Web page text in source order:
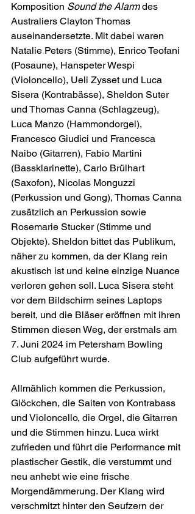
Komposition Sound the Alarm des
Australiers Clayton Thomas
auseinandersetzte. Mit dabei waren
Natalie Peters (Stimme), Enrico Teofani
(Posaune), Hanspeter Wespi
(Violoncello), Ueli Zysset und Luca
Sisera (Kontrabässe), Sheldon Suter
und Thomas Canna (Schlagzeug),
Luca Manzo (Hammondorgel),
Francesco Giudici und Francesca
Naibo (Gitarren), Fabio Martini
(Bassklarinette), Carlo Brülhart
(Saxofon), Nicolas Monguzzi
(Perkussion und Gong), Thomas Canna
zusätzlich an Perkussion sowie
Rosemarie Stucker (Stimme und
Objekte). Sheldon bittet das Publikum,
näher zu kommen, da der Klang rein
akustisch ist und keine einzige Nuance
verloren gehen soll. Luca Sisera steht
vor dem Bildschirm seines Laptops
bereit, und die Bläser eröffnen mit ihren
Stimmen diesen Weg, der erstmals am
7. Juni 2024 im Petersham Bowling
Club aufgeführt wurde.
Allmählich kommen die Perkussion,
Glöckchen, die Saiten von Kontrabass
und Violoncello, die Orgel, die Gitarren
und die Stimmen hinzu. Luca wirkt
zufrieden und führt die Performance mit
plastischer Gestik, die verstummt und
neu anhebt wie eine frische
Morgendämmerung. Der Klang wird
verschmitzt hinter den Seufzern der